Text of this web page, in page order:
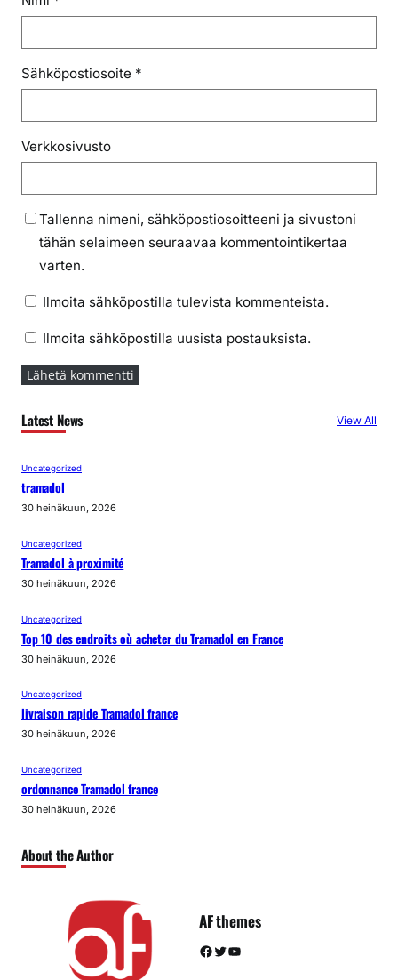
Sähköpostiosoite *
Verkkosivusto
Tallenna nimeni, sähköpostiosoitteeni ja sivustoni
tähän selaimeen seuraavaa kommentointikertaa
varten.
Ilmoita sähköpostilla tulevista kommenteista.
Ilmoita sähköpostilla uusista postauksista.
Latest News View All
Uncategorized
tramadol
30 heinäkuun, 2026
Uncategorized
Tramadol à proximité
30 heinäkuun, 2026
Uncategorized
Top 10 des endroits où acheter du Tramadol en France
30 heinäkuun, 2026
Uncategorized
livraison rapide Tramadol france
30 heinäkuun, 2026
Uncategorized
ordonnance Tramadol france
30 heinäkuun, 2026
About the Author
AF themes
Facebook Twitter YouTube